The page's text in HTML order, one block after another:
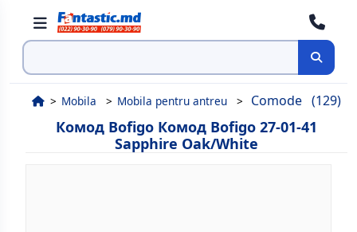
Поиск
Mobila Mobila pentru antreu Comode (129)
Комод Bofigo Комод Bofigo 27-01-41
Sapphire Oak/White